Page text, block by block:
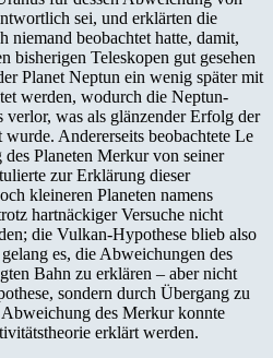
sei, und erklärten die
niemand beobachtet hatte, damit,
bisherigen Teleskopen gut gesehen
Planet Neptun ein wenig später mit
werden, wodurch die Neptun-
verlor, was als glänzender Erfolg der
Andererseits beobachtete Le
Planeten Merkur von seiner
zur Erklärung dieser
kleineren Planeten namens
hartnäckiger Versuche nicht
die Vulkan-Hypothese blieb also
es, die Abweichungen des
Bahn zu erklären – aber nicht
sondern durch Übergang zu
des Merkur konnte
erklärt werden.